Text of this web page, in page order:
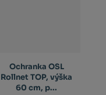
Ochranka OSL
Rollnet TOP, výška
60 cm, p...